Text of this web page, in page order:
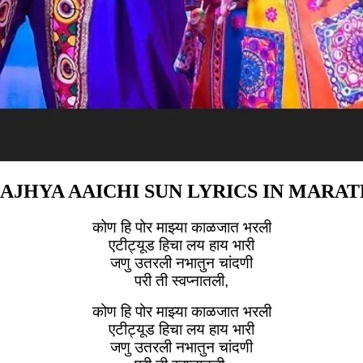
AAICHI SUN LYRICS IN
कोण हि पोर माझ्या काळजात भरली
एटीट्यूड हिचा लय हाय भारी
जणु उतरली नभातुन चांदणी
परी ती स्वप्नातली,
कोण हि पोर माझ्या काळजात भरली
एटीट्यूड हिचा लय हाय भारी
जणु उतरली नभातुन चांदणी